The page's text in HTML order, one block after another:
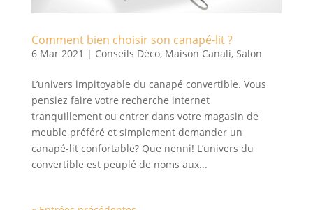
Comment bien choisir son canapé-lit ?
6 Mar 2021 | Conseils Déco, Maison Canali, Salon
L’univers impitoyable du canapé convertible. Vous
pensiez faire votre recherche internet
tranquillement ou entrer dans votre magasin de
meuble préféré et simplement demander un
canapé-lit confortable? Que nenni! L’univers du
convertible est peuplé de noms aux...